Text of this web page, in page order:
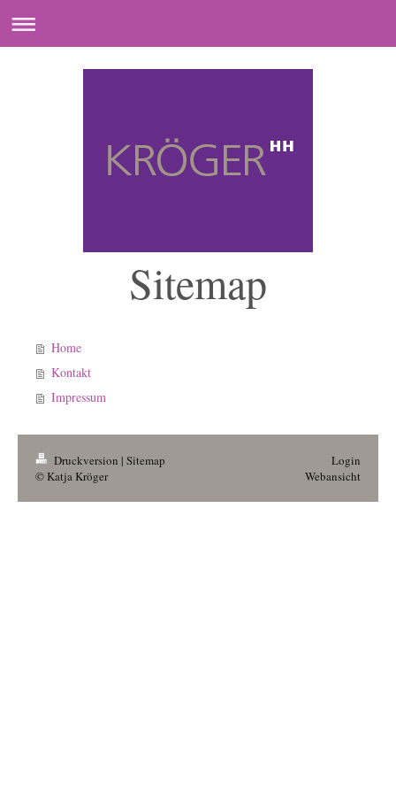
Sitemap
Home
Kontakt
Impressum
Druckversion | Sitemap
© Katja Kröger
Login
Webansicht